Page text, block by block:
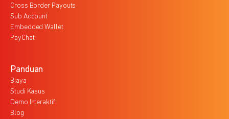
Cross Border Payouts
Sub Account
Embedded Wallet
PayChat
Panduan
Biaya
Studi Kasus
Demo Interaktif
Blog